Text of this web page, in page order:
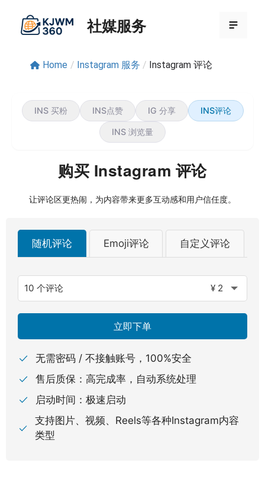
社媒服务 菜
Home / Instagram 服务 / Instagram 评论
INS 买粉 INS点赞 IG 分享 INS评论
INS 浏览量
购买 Instagram 评论
让评论区更热闹，为内容带来更多互动感和用户信任度。
随机评论 Emoji评论 自定义评论
10 个评论 ¥ 2
立即下单
无需密码 / 不接触账号，100%安全
售后质保：高完成率，自动系统处理
启动时间：极速启动
支持图片、视频、Reels等各种Instagram内容
类型